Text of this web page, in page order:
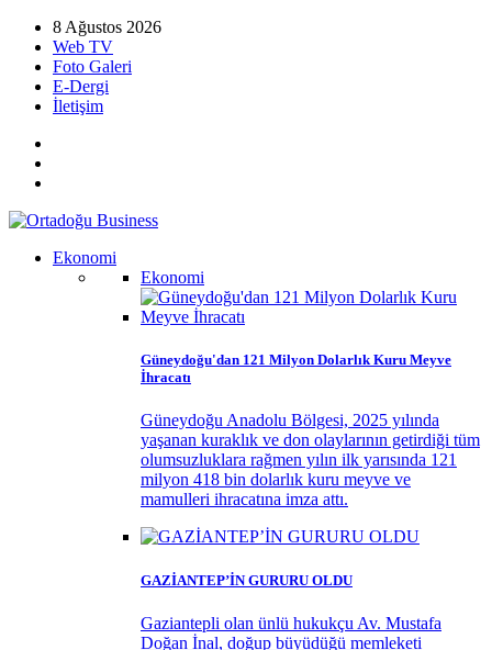
8 Ağustos 2026
Web TV
Foto Galeri
E-Dergi
İletişim
Ekonomi
Ekonomi
Güneydoğu'dan 121 Milyon Dolarlık Kuru Meyve
İhracatı
Güneydoğu Anadolu Bölgesi, 2025 yılında
yaşanan kuraklık ve don olaylarının getirdiği tüm
olumsuzluklara rağmen yılın ilk yarısında 121
milyon 418 bin dolarlık kuru meyve ve
mamulleri ihracatına imza attı.
GAZİANTEP’İN GURURU OLDU
Gaziantepli olan ünlü hukukçu Av. Mustafa
Doğan İnal, doğup büyüdüğü memleketi